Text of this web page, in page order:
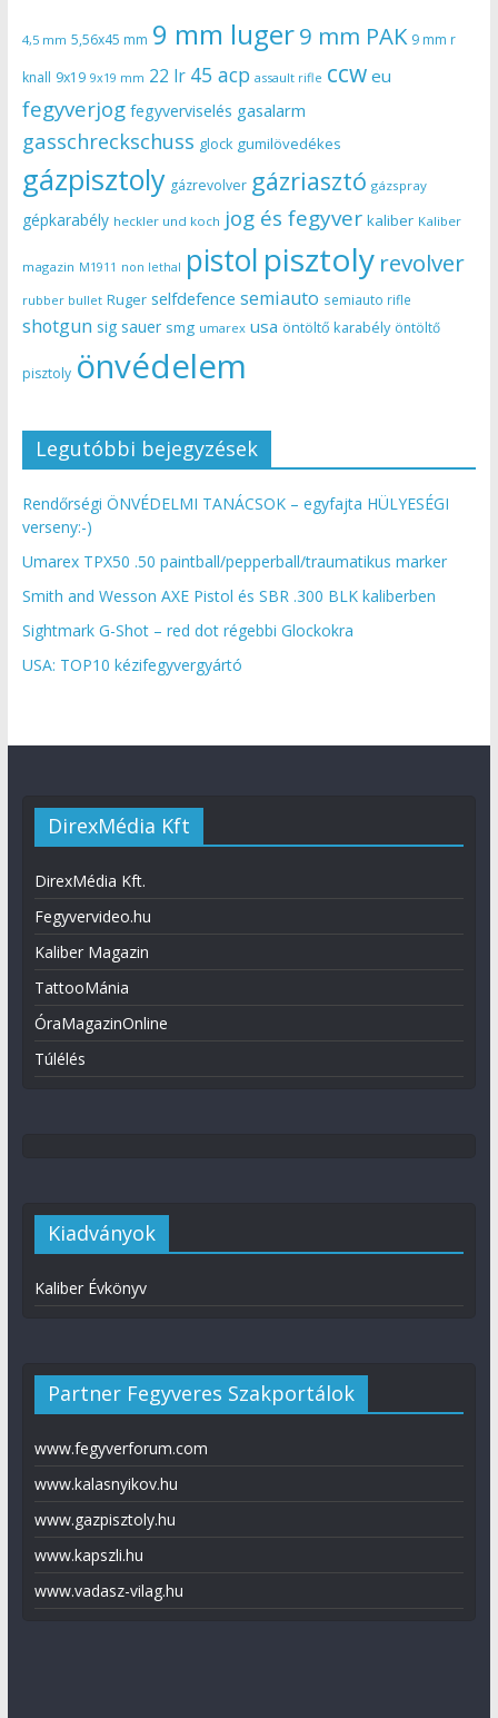
4,5 mm 5,56x45 mm 9 mm luger9 mm PAK 9 mm r
knall 9x19 9x19 mm 22 lr 45 acp assault rifle ccw eu
fegyverjog fegyverviselés gasalarm
gasschreckschuss glock gumilövedékes
gázpisztoly gázrevolver gázriasztó gázspray
gépkarabély heckler und koch jog és fegyver kaliber Kaliber
magazin M1911 non lethal pistol pisztoly revolver
rubber bullet Ruger selfdefence semiauto semiauto rifle
shotgun sig sauer smg umarex usa öntöltő karabély öntöltő
pisztoly önvédelem
Legutóbbi bejegyzések
Rendőrségi ÖNVÉDELMI TANÁCSOK – egyfajta HÜLYESÉGI
verseny:-)
Umarex TPX50 .50 paintball/pepperball/traumatikus marker
Smith and Wesson AXE Pistol és SBR .300 BLK kaliberben
Sightmark G-Shot – red dot régebbi Glockokra
USA: TOP10 kézifegyvergyártó
DirexMédia Kft
DirexMédia Kft.
Fegyvervideo.hu
Kaliber Magazin
TattooMánia
ÓraMagazinOnline
Túlélés
Kiadványok
Kaliber Évkönyv
Partner Fegyveres Szakportálok
www.fegyverforum.com
www.kalasnyikov.hu
www.gazpisztoly.hu
www.kapszli.hu
www.vadasz-vilag.hu